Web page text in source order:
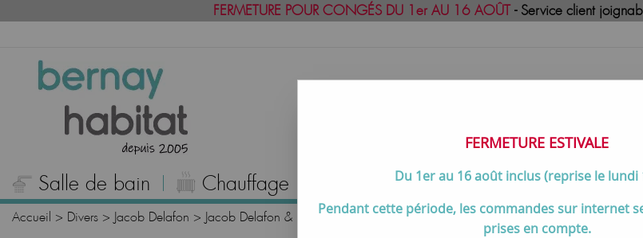
FERMETURE POUR CONGÉS DU 1er AU 16 AOÛT- Service client
Salle de bain Chauffage Cuisson Meilleures ventes
Accueil > Divers > Jacob Delafon > Jacob Delafon & pièces détachées > Cache-siphon pour lavabo Odéon Up /
FERMETURE ESTIVALE
Du 1er au 16 août inclus (reprise le lundi
Pendant cette période, les commandes sur internet
prises en compte.